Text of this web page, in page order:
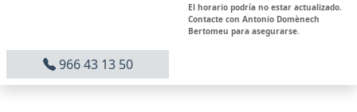
El horario podría no estar actualizado.
Contacte con Antonio Domènech
Bertomeu para asegurarse.
966 43 13 50